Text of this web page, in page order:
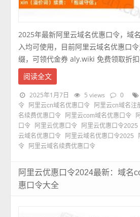
2025年最新阿里云域名优惠口令，域
入均可使用，目前阿里云域名优惠口
缀，可领代金券 aly.wiki 免费领取折
阅读全文
2025年1月7日 5 views 0
令
阿里云cn域名优惠口令 阿里云cn域名注
名续费优惠口令
阿里云com域名优惠口令
口令
阿里云优惠口令 阿里云优惠口令2025
云域名优惠口令
阿里云域名优惠口令2025
令
阿里云域名续费优惠口令
阿里云优惠口令2024最新：域名
惠口令大全